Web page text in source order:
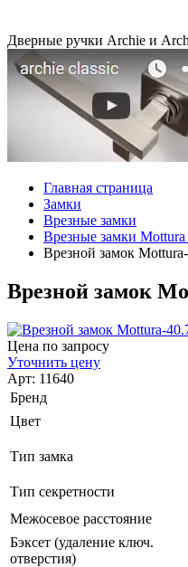
Дверные ручки Archie и
Главная страница
Замки
Врезные замки
Врезные замки
Врезной замок
Врезной замок
Цена по запросу
Уточнить цену
Арт: 11640
Бренд
Цвет
Тип замка
Тип секретности
Межосевое расстояние
Бэксет (удаление ключ.
отверстия)